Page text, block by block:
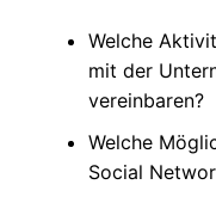
Welche
mit der
vereinbaren?
Welche
Social